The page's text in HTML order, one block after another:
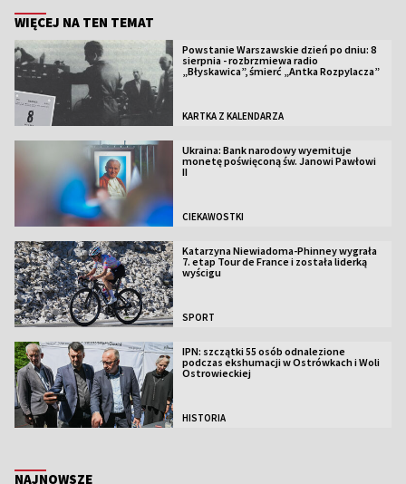
WIĘCEJ NA TEN TEMAT
Powstanie Warszawskie dzień po dniu: 8
sierpnia - rozbrzmiewa radio
„Błyskawica”, śmierć „Antka Rozpylacza”
KARTKA Z KALENDARZA
Ukraina: Bank narodowy wyemituje
monetę poświęconą św. Janowi Pawłowi
II
CIEKAWOSTKI
Katarzyna Niewiadoma-Phinney wygrała
7. etap Tour de France i została liderką
wyścigu
SPORT
IPN: szczątki 55 osób odnalezione
podczas ekshumacji w Ostrówkach i Woli
Ostrowieckiej
HISTORIA
NAJNOWSZE